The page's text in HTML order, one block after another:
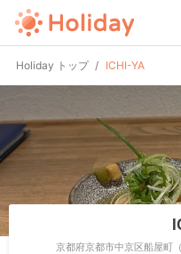
Holiday トップ ICHI-YA
京都府京都市中京区船屋町